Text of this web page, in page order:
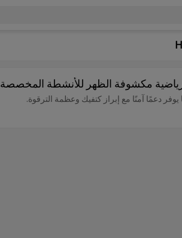
مكشوفة الظهر للأنشطة المخصصة
دعمًا آمنًا مع إبراز كتفيك وعظمة الترقوة.